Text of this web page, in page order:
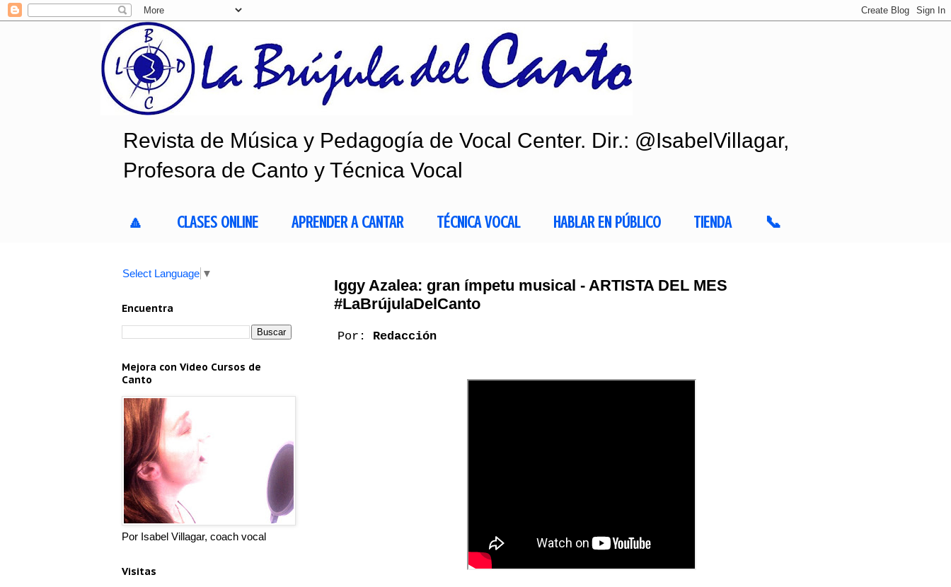
Revista de Música y Pedagogía de Vocal Center. Dir.: @IsabelVillagar,
Profesora de Canto y Técnica Vocal
🔼 CLASES ONLINE APRENDER A CANTAR TÉCNICA VOCAL HABLAR EN PÚBLICO TIENDA 📞
Iggy Azalea: gran ímpetu musical - ARTISTA DEL MES
#LaBrújulaDelCanto
Por: Redacción
Select Language ▼
Encuentra
Mejora con Video Cursos de
Canto
Por Isabel Villagar, coach vocal
Visitas